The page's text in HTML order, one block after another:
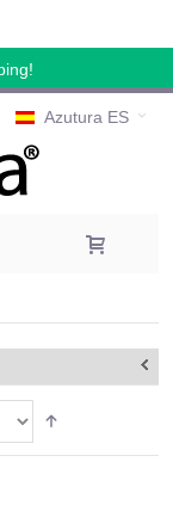
Azutura ES